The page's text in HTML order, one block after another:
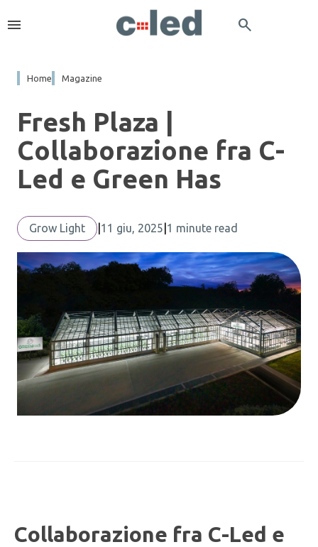
menu search
Home Magazine
Fresh Plaza |
Collaborazione fra C-
Led e Green Has
Grow Light 11 giu, 2025 1 minute read
Collaborazione fra C-Led e